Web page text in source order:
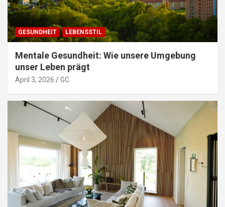
GESUNDHEIT LEBENSSTIL
Mentale Gesundheit: Wie unsere Umgebung
unser Leben prägt
April 3, 2026 GC